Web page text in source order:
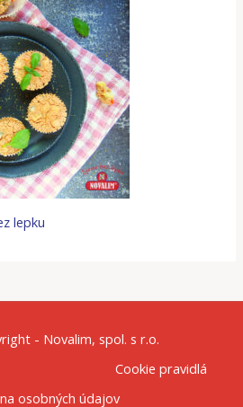
lepku
- Novalim, spol. s r.o.
Cookie pravidlá
osobných údajov